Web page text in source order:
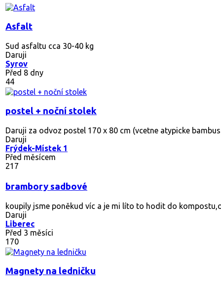
Asfalt
Sud asfaltu cca 30-40 kg
Daruji
Syrov
Před 8 dny
44
postel + noční stolek
Daruji za odvoz postel 170 x 80 cm (vcetne atypicke
Daruji
Frýdek-Místek 1
Před měsícem
217
brambory sadbové
koupily jsme poněkud víc a je mi líto to hodit do
Daruji
Liberec
Před 3 měsíci
170
Magnety na ledničku